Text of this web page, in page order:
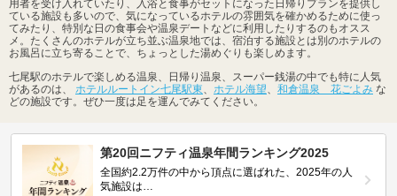
用者を受け入れていたり、入浴と食事がセットになった日帰りプランを提供し
ている施設も多いので、気になっているホテルの雰囲気を確かめるために使っ
てみたり、特別な日の食事会や温泉デートなどに利用したりするのもオスス
メ。たくさんのホテルが立ち並ぶ温泉地では、宿泊する施設とは別のホテルの
お風呂に立ち寄ることで、ちょっとした湯めぐりも楽しめます。
七尾駅のホテルで楽しめる温泉、日帰り温泉、スーパー銭湯の中でも特に人気
があるのは、 ホテルルートイン七尾駅東 ホテル海望 和倉温泉 花ごよみ な
どの施設です。ぜひ一度は足を運んでみてください。
第20回ニフティ温泉年間ランキング2025
全国約2.2万件の中から頂点に選ばれた、2025年の人
気施設は…